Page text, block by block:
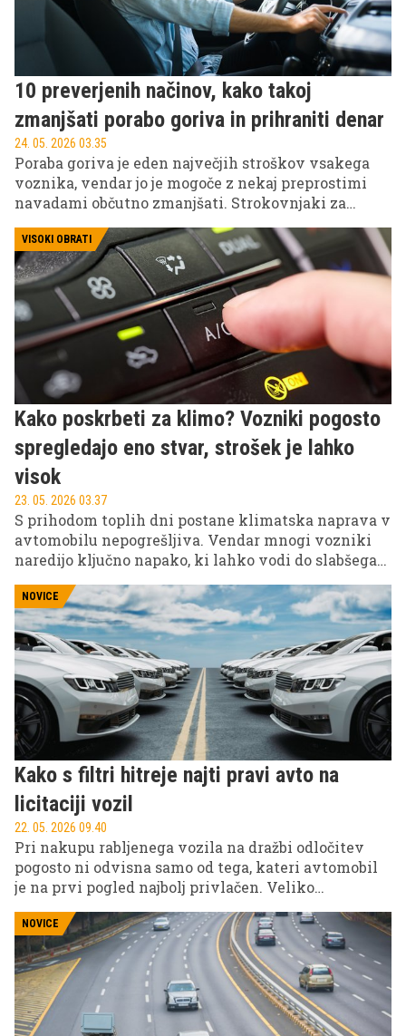
10 preverjenih načinov, kako takoj
zmanjšati porabo goriva in prihraniti denar
24. 05. 2026 03.35
Poraba goriva je eden največjih stroškov vsakega
voznika, vendar jo je mogoče z nekaj preprostimi
navadami občutno zmanjšati. Strokovnjaki za
avtomobilizem poudarjajo, da na učinkovitost
vožnje vplivajo tlak v pnevmatikah, način vožnje,
teža vozila in redno vzdrževanje.
VISOKI OBRATI
Kako poskrbeti za klimo? Vozniki pogosto
spregledajo eno stvar, strošek je lahko
visok
23. 05. 2026 03.37
S prihodom toplih dni postane klimatska naprava v
avtomobilu nepogrešljiva. Vendar mnogi vozniki
naredijo ključno napako, ki lahko vodi do slabšega
klime je zato nujna pred poletno sezono.
NOVICE
Kako s filtri hitreje najti pravi avto na
licitaciji vozil
22. 05. 2026 09.40
Pri nakupu rabljenega vozila na dražbi odločitev
pogosto ni odvisna samo od tega, kateri avtomobil
je na prvi pogled najbolj privlačen. Veliko
ponudb izloči neprimerna vozila in se osredotoči na
tista, ki se ujemajo z njegovim proračunom,
namenom nakupa in realnim tržnim potencialom.
Prav zato so filtri pri dražbah vozil eden
najpomembnejših delov nakupnega procesa.
NOVICE